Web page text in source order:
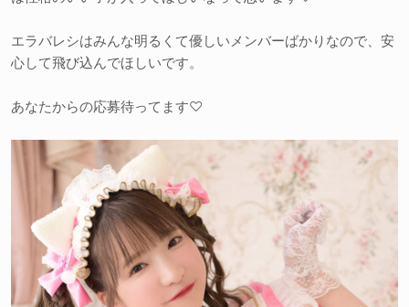
エラバレシはみんな明るくて優しいメンバーばかりなので、安
心して飛び込んでほしいです。
あなたからの応募待ってます♡